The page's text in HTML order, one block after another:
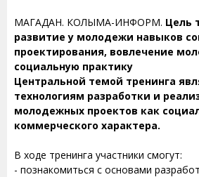
МАГАДАН. КОЛЫМА-ИНФОРМ. Цель
развитие у молодежи навыков
проектирования, вовлечение
социальную практику
Центральной темой тренинга
технологиям разработки и
молодежных проектов как
коммерческого характера.
В ходе тренинга участники смогут:
- познакомиться с основами